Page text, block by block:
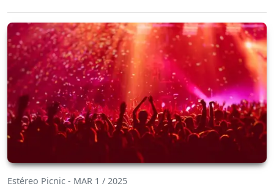
Estéreo Picnic - MAR 1 / 2025